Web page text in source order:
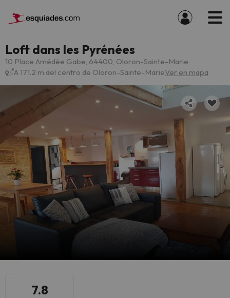
Loft dans les Pyrénées
10 Place Amédée Gabe, 64400, Oloron-Sainte-Marie
A 171.2 m del centro de Oloron-Sainte-MarieVer en mapa
7.8